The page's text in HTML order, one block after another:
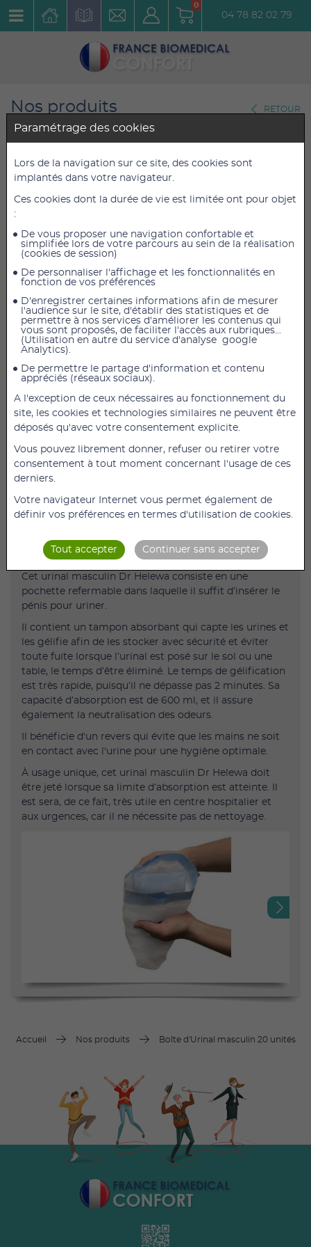
0
04 78 82 02 79
Nos produits RETOUR
Boîte d'Urinal masculin 20
unités
Réf. : BUM20U
12,00 €TTC
10,00 €HT
12,00 €
10,00 €HT
AJOUTER AU PANIER
Boîte d'Urinal masculin 20 unités
L’urinal masculin Dr Helewa est un dispositif de recueil
d’urines portatif qui s’adresse à tous les hommes qui
n’ont pas accès à des toilettes dans l’immédiat ou
temporairement.
Son usage peut être médical, par exemple lorsqu’un
patient souffre d’une mobilité réduite ou qu’il doit
subir un alitement prolongé en raison d’un
pratique comme chez certains travailleurs isolés.
qui peuvent rester cloîtrés dans leur cabine pendant de
longues périodes.
Cet urinal masculin Dr Helewa consiste en une
pochette refermable dans laquelle il suffit d’insérer le
pénis pour uriner.
Il contient un tampon absorbant qui capte les urines et
les gélifie afin de les stocker avec sécurité et éviter
toute fuite lorsque l’urinal est posé sur le sol ou une
table, le temps d’être éliminé. Le temps de gélification
est très rapide, puisqu’il ne dépasse pas 2 minutes. Sa
capacité d’absorption est de 600 ml, et il assure
également la neutralisation des odeurs.
Il bénéficie d'un revers qui évite que les mains ne soit
en contact avec l'urine pour une hygiène optimale.
À usage unique, cet urinal masculin Dr Helewa doit
être jeté lorsque sa limite d’absorption est atteinte. Il
est sera, de ce fait, très utile en centre hospitalier et
aux urgences, car il ne nécessite pas de nettoyage.
Accueil Nos produits Boîte d'Urinal masculin 20 unités
Paramétrage des cookies
Lors de la navigation sur ce site, des cookies sont
implantés dans votre navigateur.
Ces cookies dont la durée de vie est limitée ont pour objet
:
De vous proposer une navigation confortable et
simplifiée lors de votre parcours au sein de la réalisation
(cookies de session)
De personnaliser l'affichage et les fonctionnalités en
fonction de vos préférences
D'enregistrer certaines informations afin de mesurer
l'audience sur le site, d'établir des statistiques et de
permettre à nos services d'améliorer les contenus qui
vous sont proposés, de faciliter l'accès aux rubriques...
(Utilisation en autre du service d'analyse google
Analytics).
De permettre le partage d'information et contenu
appréciés (réseaux sociaux).
A l'exception de ceux nécessaires au fonctionnement du
site, les cookies et technologies similaires ne peuvent être
déposés qu'avec votre consentement explicite.
Vous pouvez librement donner, refuser ou retirer votre
consentement à tout moment concernant l'usage de ces
derniers.
Votre navigateur Internet vous permet également de
définir vos préférences en termes d'utilisation de cookies.
Tout accepter Continuer sans accepter